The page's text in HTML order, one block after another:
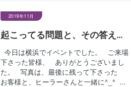
2019年11月
起こってる問題と、その答え...
今日は横浜でイベントでした。 ご来場
下さった皆様、 ありがとうございまし
た。 写真は、最後に残って下さった
お客様と、ヒーラーさんと一緒に^_^ ...